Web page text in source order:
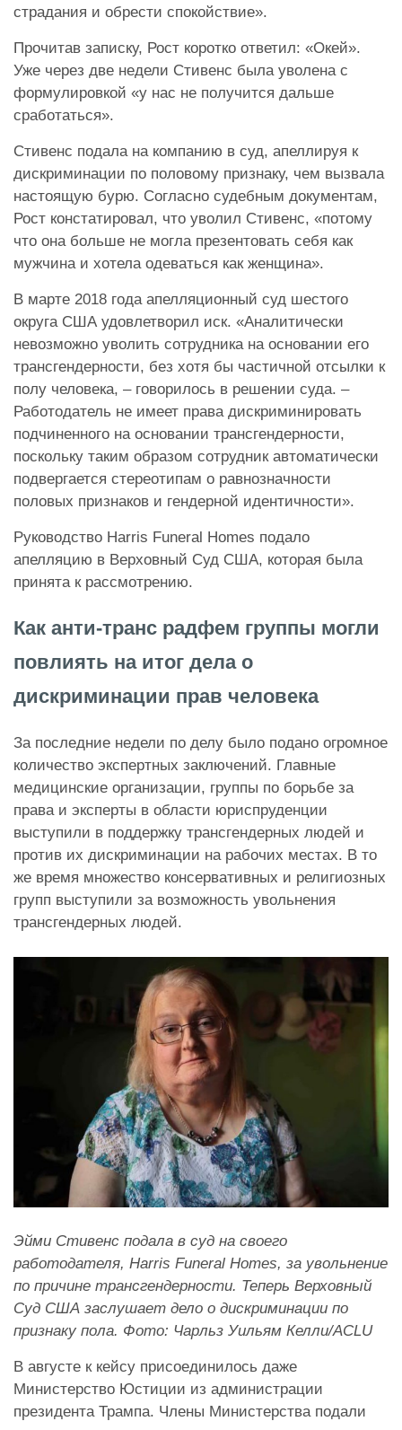
страдания и обрести спокойствие».
Прочитав записку, Рост коротко ответил: «Окей».
Уже через две недели Стивенс была уволена с
формулировкой «у нас не получится дальше
сработаться».
Стивенс подала на компанию в суд, апеллируя к
дискриминации по половому признаку, чем вызвала
настоящую бурю. Согласно судебным документам,
Рост констатировал, что уволил Стивенс, «потому
что она больше не могла презентовать себя как
мужчина и хотела одеваться как женщина».
В марте 2018 года апелляционный суд шестого
округа США удовлетворил иск. «Аналитически
невозможно уволить сотрудника на основании его
трансгендерности, без хотя бы частичной отсылки к
полу человека, – говорилось в решении суда. –
Работодатель не имеет права дискриминировать
подчиненного на основании трансгендерности,
поскольку таким образом сотрудник автоматически
подвергается стереотипам о равнозначности
половых признаков и гендерной идентичности».
Руководство Harris Funeral Homes подало
апелляцию в Верховный Суд США, которая была
принята к рассмотрению.
Как анти-транс радфем группы могли
повлиять на итог дела о
дискриминации прав человека
За последние недели по делу было подано огромное
количество экспертных заключений. Главные
медицинские организации, группы по борьбе за
права и эксперты в области юриспруденции
выступили в поддержку трансгендерных людей и
против их дискриминации на рабочих местах. В то
же время множество консервативных и религиозных
групп выступили за возможность увольнения
трансгендерных людей.
Эйми Стивенс подала в суд на своего
работодателя, Harris Funeral Homes, за увольнение
по причине трансгендерности. Теперь Верховный
Суд США заслушает дело о дискриминации по
признаку пола. Фото: Чарльз Уильям Келли/ACLU
В августе к кейсу присоединилось даже
Министерство Юстиции из администрации
президента Трампа. Члены Министерства подали